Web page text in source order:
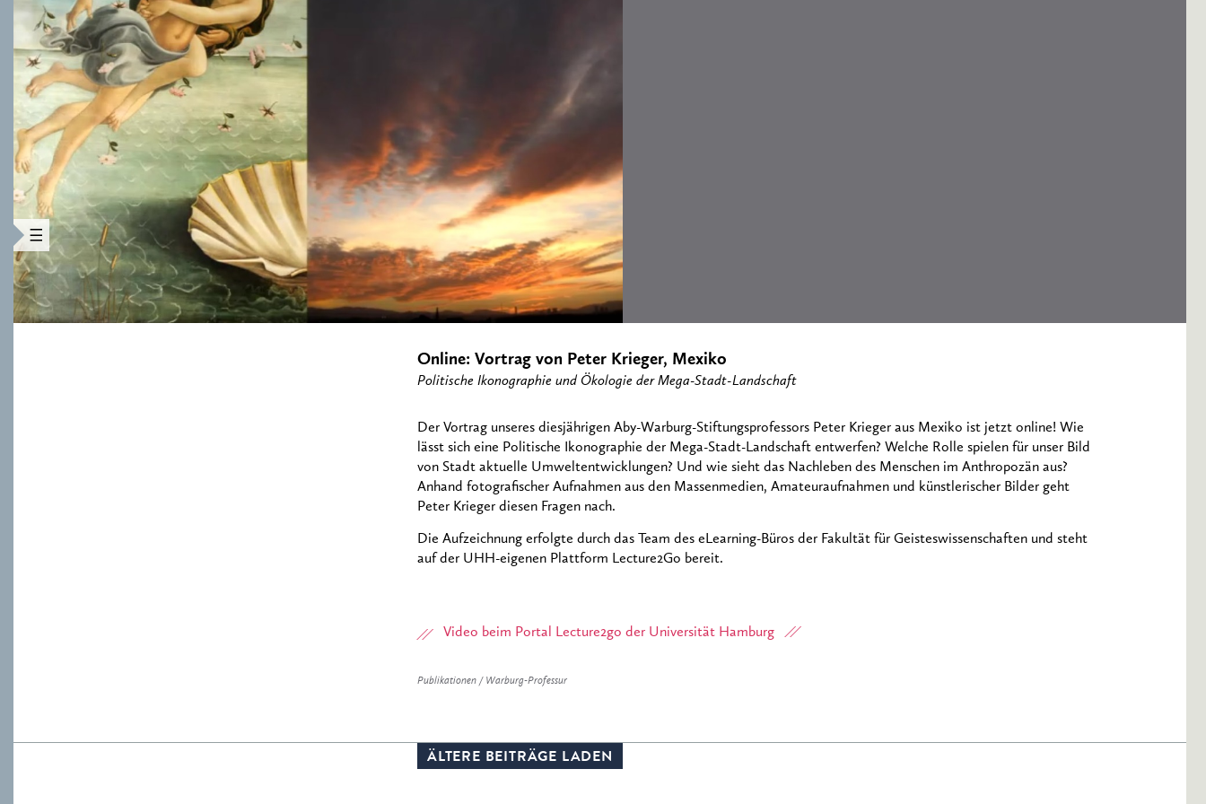
Online: Vortrag von Peter Krieger, Mexiko
Politische Ikonographie und Ökologie der Mega-Stadt-Landschaft
Der Vortrag unseres diesjährigen Aby-Warburg-Stiftungsprofessors Peter Krieger aus Mexiko ist jetzt online! Wie
lässt sich eine Politische Ikonographie der Mega-Stadt-Landschaft entwerfen? Welche Rolle spielen für unser Bild
von Stadt aktuelle Umweltentwicklungen? Und wie sieht das Nachleben des Menschen im Anthropozän aus?
Anhand fotografischer Aufnahmen aus den Massenmedien, Amateuraufnahmen und künstlerischer Bilder geht
Peter Krieger diesen Fragen nach.
Die Aufzeichnung erfolgte durch das Team des eLearning-Büros der Fakultät für Geisteswissenschaften und steht
auf der UHH-eigenen Plattform Lecture2Go bereit.
Video beim Portal Lecture2go der Universität Hamburg
Publikationen / Warburg-Professur
ÄLTERE BEITRÄGE LADEN